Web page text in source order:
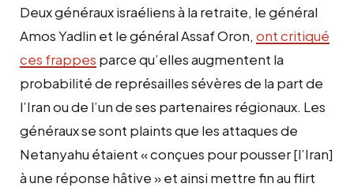
Deux généraux israéliens à la retraite, le général
Amos Yadlin et le général Assaf Oron, ont critiqué
ces frappes parce qu’elles augmentent la
probabilité de représailles sévères de la part de
l’Iran ou de l’un de ses partenaires régionaux. Les
généraux se sont plaints que les attaques de
Netanyahu étaient « conçues pour pousser [l’Iran]
à une réponse hâtive » et ainsi mettre fin au flirt